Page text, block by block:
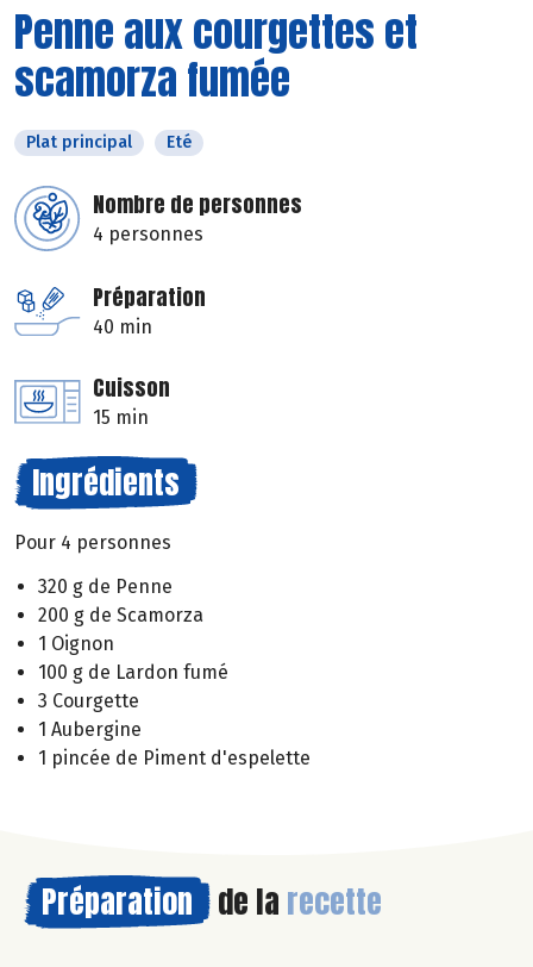
Penne aux courgettes et
scamorza fumée
Plat principal Eté
Nombre de personnes
4 personnes
Préparation
40 min
Cuisson
15 min
Ingrédients
Pour 4 personnes
320 g de Penne
200 g de Scamorza
1 Oignon
100 g de Lardon fumé
3 Courgette
1 Aubergine
1 pincée de Piment d'espelette
Préparation de la recette